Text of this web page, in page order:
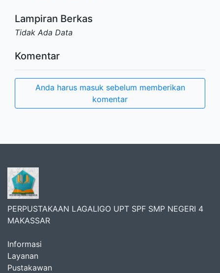
Lampiran Berkas
Tidak Ada Data
Komentar
Anda harus masuk sebelum memberikan
komentar
PERPUSTAKAAN LAGALIGO UPT SPF SMP NEGERI 4
MAKASSAR
Informasi
Layanan
Pustakawan